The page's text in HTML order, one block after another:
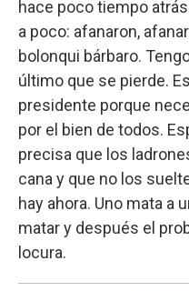
hace poco tiempo
a poco: afanaron,
bolonqui bárbaro.
último que se pierde.
presidente porque
por el bien de todos.
precisa que los
cana y que no los
hay ahora. Uno mata a
matar y después el
locura.